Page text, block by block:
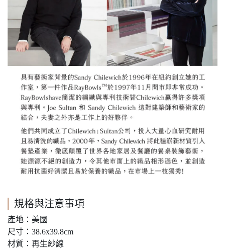
規格與注意事項
產地：美國
尺寸：38.6x39.8cm
材質：再生紗線